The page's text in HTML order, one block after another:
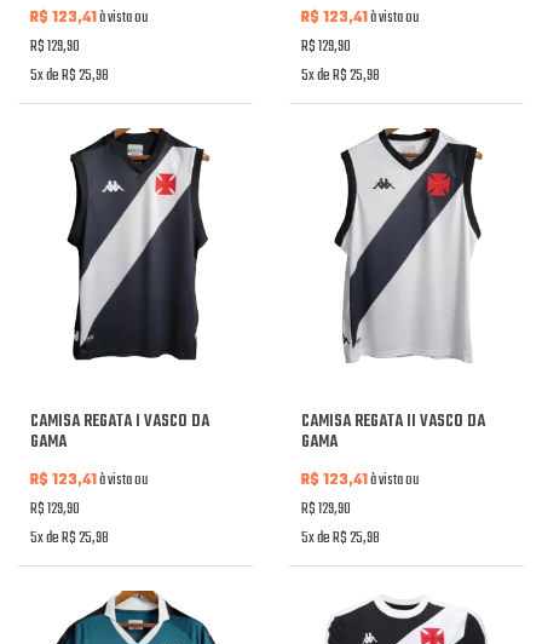
R$ 123,41à vista ou
R$ 129,90
5x de R$ 25,98
R$ 123,41à vista ou
R$ 129,90
5x de R$ 25,98
CAMISA REGATA I VASCO DA
GAMA
R$ 123,41à vista ou
R$ 129,90
5x de R$ 25,98
CAMISA REGATA II VASCO DA
GAMA
R$ 123,41à vista ou
R$ 129,90
5x de R$ 25,98